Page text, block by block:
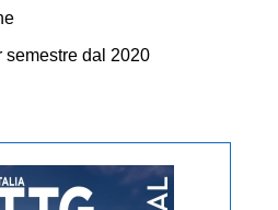
semestre dal 2020